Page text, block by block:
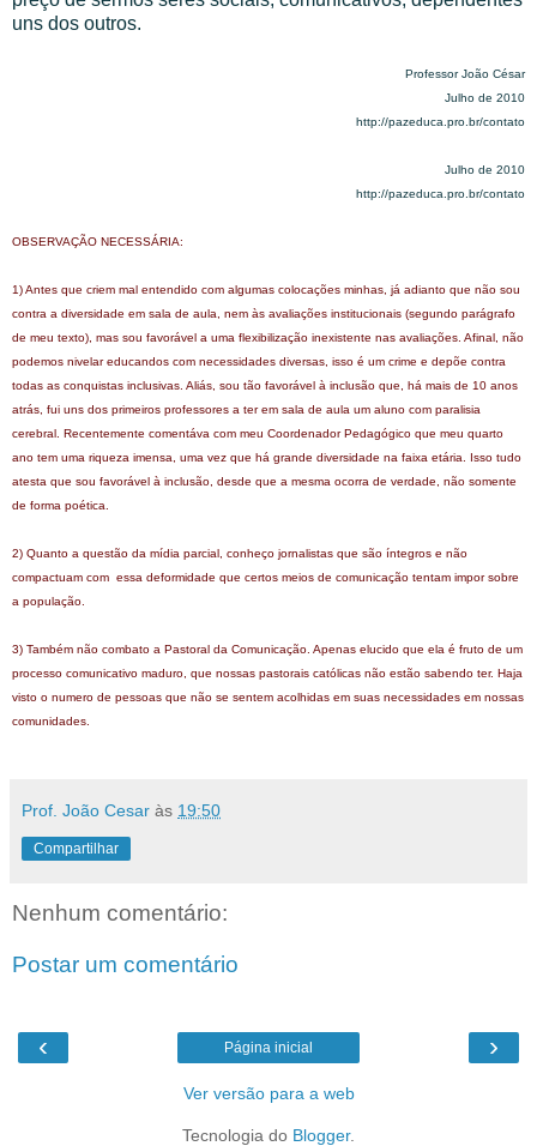
uns dos outros.
Professor João César
Julho de 2010
http://pazeduca.pro.br/contato
Julho de 2010
http://pazeduca.pro.br/contato
OBSERVAÇÃO NECESSÁRIA:
1) Antes que criem mal entendido com algumas colocações minhas, já adianto que não sou
contra a diversidade em sala de aula, nem às avaliações institucionais (segundo parágrafo
de meu texto), mas sou favorável a uma flexibilização inexistente nas avaliações. Afinal, não
podemos nivelar educandos com necessidades diversas, isso é um crime e depõe contra
todas as conquistas inclusivas. Aliás, sou tão favorável à inclusão que, há mais de 10 anos
atrás, fui uns dos primeiros professores a ter em sala de aula um aluno com paralisia
cerebral. Recentemente comentáva com meu Coordenador Pedagógico que meu quarto
ano tem uma riqueza imensa, uma vez que há grande diversidade na faixa etária. Isso tudo
atesta que sou favorável à inclusão, desde que a mesma ocorra de verdade, não somente
de forma poética.
2) Quanto a questão da mídia parcial, conheço jornalistas que são íntegros e não
compactuam com essa deformidade que certos meios de comunicação tentam impor sobre
a população.
3) Também não combato a Pastoral da Comunicação. Apenas elucido que ela é fruto de um
processo comunicativo maduro, que nossas pastorais católicas não estão sabendo ter. Haja
visto o numero de pessoas que não se sentem acolhidas em suas necessidades em nossas
comunidades.
Prof. João Cesar às 19:50
Compartilhar
Nenhum comentário:
Postar um comentário
‹ ›
Página inicial
Ver versão para a web
Tecnologia do Blogger.